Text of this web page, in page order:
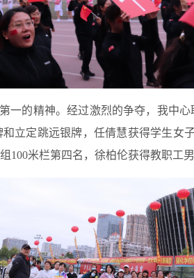
一的精神。经过激烈的争夺，我中
立定跳远银牌，任倩慧获得学生女
100米栏第四名，徐柏伦获得教职工